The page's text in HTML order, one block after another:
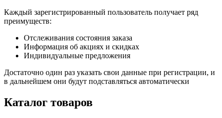
Каждый зарегистрированный пользователь получает ряд
преимуществ:
Отслеживания состояния заказа
Информация об акциях и скидках
Индивидуальные предложения
Достаточно один раз указать свои данные при регистрации, и
в дальнейшем они будут подставляться автоматически
Каталог товаров